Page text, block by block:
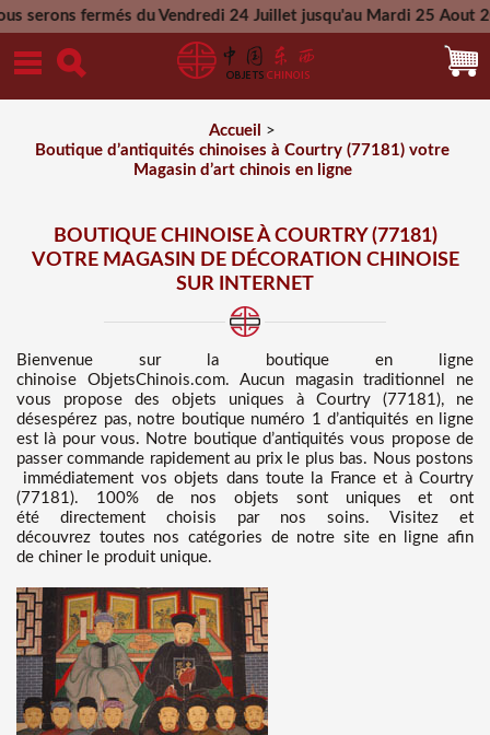
du Vendredi 24 Juillet jusqu'au Mardi 25 Aout 2026 -
Mercredi 26 Aout 2026
Accueil
>
Boutique d’antiquités chinoises à Courtry (77181) votre
Magasin d’art chinois en ligne
BOUTIQUE CHINOISE À COURTRY (77181)
VOTRE MAGASIN DE DÉCORATION CHINOISE
SUR INTERNET
Bienvenue sur
la boutique en ligne
chinoise ObjetsChinois.com. Aucun magasin traditionnel ne
vous propose des objets uniques à Courtry (77181), ne
désespérez pas, notre boutique numéro 1 d’antiquités en ligne
est là pour vous. Notre boutique d’antiquités vous propose de
passer commande rapidement au prix le plus bas. Nous postons
immédiatement vos objets dans toute la France et à Courtry
(77181). 100% de nos objets sont uniques et ont
été directement choisis par nos soins. Visitez et
découvrez toutes nos catégories de notre site en ligne afin
de chiner le produit unique.